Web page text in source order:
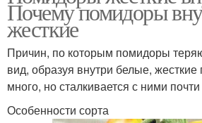
Почему помидоры
жесткие
Причин, по которым помидоры
вид, образуя внутри белые, жесткие
много, но сталкивается с ними
Особенности сорта